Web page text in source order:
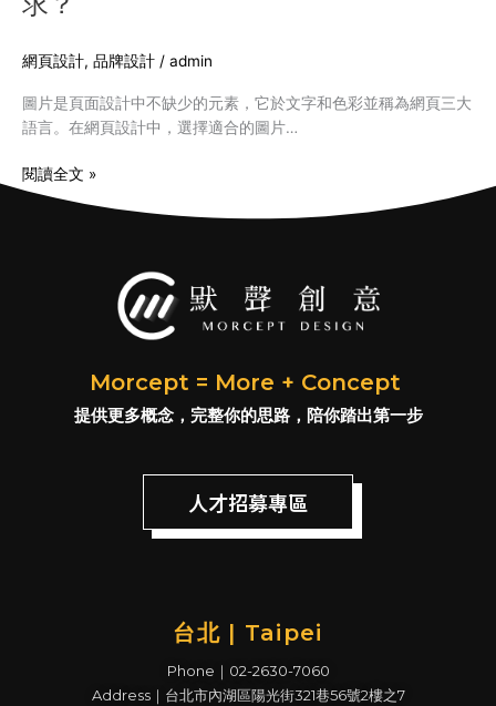
網頁設計, 品牌設計 / admin
圖片是頁面設計中不缺少的元素，它於文字和色彩並稱為網頁三大
語言。在網頁設計中，選擇適合的圖片…
殊
求？
閱讀全文 »
Morcept = More + Concept
提供更多概念，完整你的思路，陪你踏出第一步
人才招募專區
台北 | Taipei
Phone｜02-2630-7060
Address｜台北市內湖區陽光街321巷56號2樓之7